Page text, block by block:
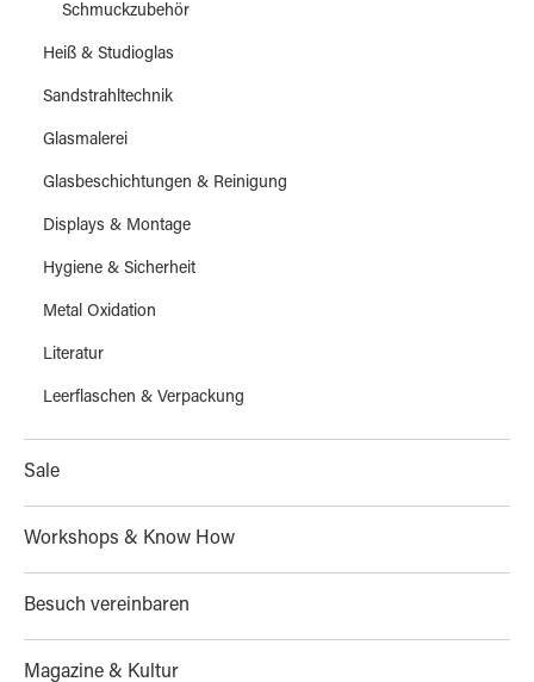
Schmuckzubehör
Heiß & Studioglas
Sandstrahltechnik
Glasmalerei
Glasbeschichtungen & Reinigung
Displays & Montage
Hygiene & Sicherheit
Metal Oxidation
Literatur
Leerflaschen & Verpackung
Sale
Workshops & Know How
Besuch vereinbaren
Magazine & Kultur